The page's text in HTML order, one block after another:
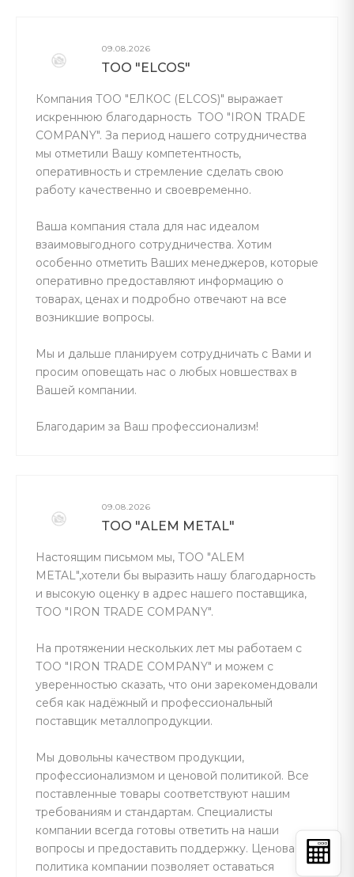
09.08.2026
ТОО "ELCOS"
Компания ТОО "ЕЛКОС (ELCOS)" выражает
искреннюю благодарность ТОО "IRON TRADE
COMPANY". За период нашего сотрудничества
мы отметили Вашу компетентность,
оперативность и стремление сделать свою
работу качественно и своевременно.
Ваша компания стала для нас идеалом
взаимовыгодного сотрудничества. Хотим
особенно отметить Ваших менеджеров, которые
оперативно предоставляют информацию о
товарах, ценах и подробно отвечают на все
возникшие вопросы.
Мы и дальше планируем сотрудничать с Вами и
просим оповещать нас о любых новшествах в
Вашей компании.
Благодарим за Ваш профессионализм!
09.08.2026
ТОО "ALEM METAL"
Настоящим письмом мы, ТОО "ALEM
METAL",хотели бы выразить нашу благодарность
и высокую оценку в адрес нашего поставщика,
ТОО "IRON TRADE COMPANY".
На протяжении нескольких лет мы работаем с
ТОО "IRON TRADE COMPANY" и можем с
уверенностью сказать, что они зарекомендовали
себя как надёжный и профессиональный
поставщик металлопродукции.
Мы довольны качеством продукции,
профессионализмом и ценовой политикой. Все
поставленные товары соответствуют нашим
требованиям и стандартам. Специалисты
компании всегда готовы ответить на наши
вопросы и предоставить поддержку. Ценовая
политика компании позволяет оставаться